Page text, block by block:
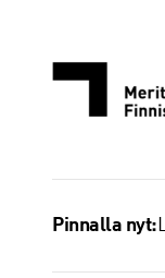
Pinnalla nyt: